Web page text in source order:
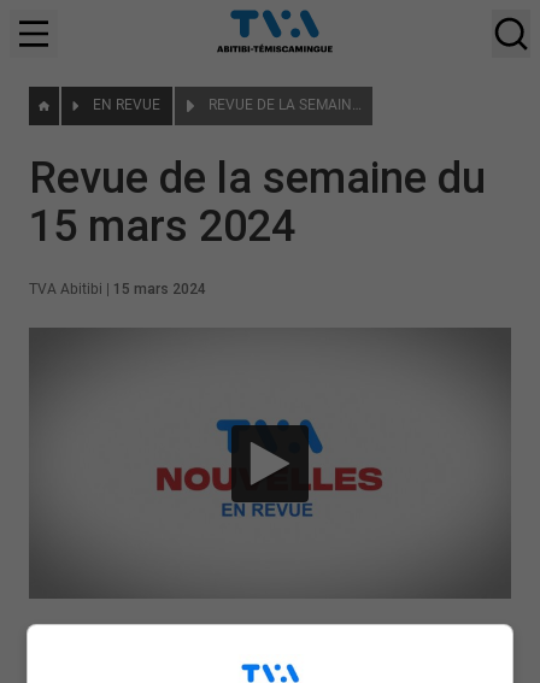
EN REVUE REVUE DE LA SEMAINE DU 15 MARS 2024
Revue de la semaine du
15 mars 2024
TVA Abitibi 15 mars 2024